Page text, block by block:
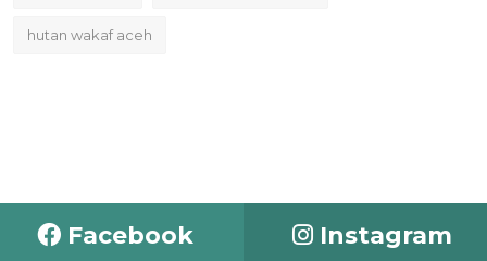
hutan wakaf aceh
Facebook Instagram